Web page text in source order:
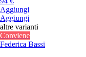
Aggiungi
Aggiungi
altre varianti
Conviene
Federica Bassi